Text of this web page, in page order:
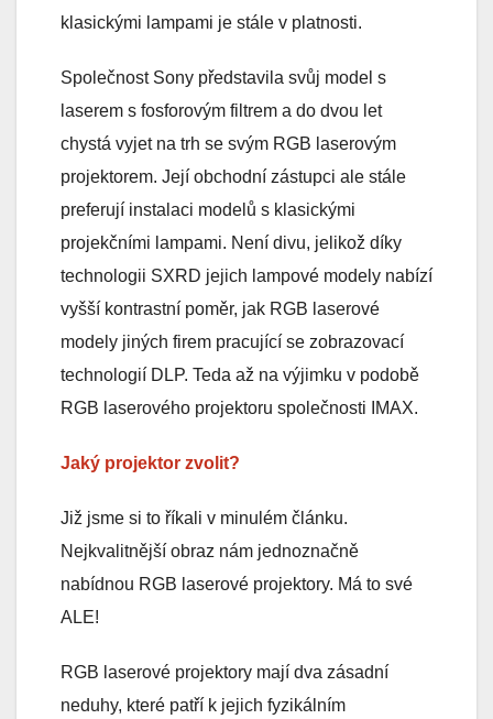
klasickými lampami je stále v platnosti.
Společnost Sony představila svůj model s
laserem s fosforovým filtrem a do dvou let
chystá vyjet na trh se svým RGB laserovým
projektorem. Její obchodní zástupci ale stále
preferují instalaci modelů s klasickými
projekčními lampami. Není divu, jelikož díky
technologii SXRD jejich lampové modely nabízí
vyšší kontrastní poměr, jak RGB laserové
modely jiných firem pracující se zobrazovací
technologií DLP. Teda až na výjimku v podobě
RGB laserového projektoru společnosti IMAX.
Jaký projektor zvolit?
Již jsme si to říkali v minulém článku.
Nejkvalitnější obraz nám jednoznačně
nabídnou RGB laserové projektory. Má to své
ALE!
RGB laserové projektory mají dva zásadní
neduhy, které patří k jejich fyzikálním